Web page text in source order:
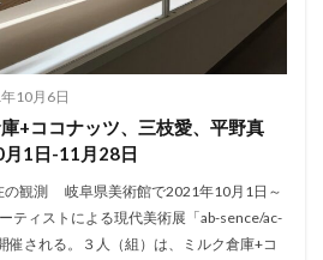
10月6日
+ココナッツ、三枝愛、平野真
1日-11月28日
観測 岐阜県美術館で2021年10月1日～
ティストによる現代美術展「ab-sence/ac-
される。３人（組）は、ミルク倉庫+コ